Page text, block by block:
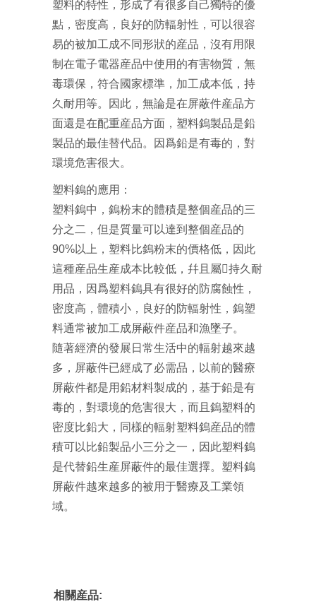
塑料的特性，形成了有很多自己獨特的優
點，密度高，良好的防輻射性，可以很容
易的被加工成不同形狀的産品，沒有用限
制在電子電器産品中使用的有害物質，無
毒環保，符合國家標準，加工成本低，持
久耐用等。因此，無論是在屏蔽件産品方
面還是在配重産品方面，塑料鎢製品是鉛
製品的最佳替代品。因爲鉛是有毒的，對
環境危害很大。
塑料鎢的應用：
塑料鎢中，鎢粉末的體積是整個産品的三
分之二，但是質量可以達到整個産品的
90%以上，塑料比鎢粉末的價格低，因此
這種産品生産成本比較低，幷且屬￿持久耐
用品，因爲塑料鎢具有很好的防腐蝕性，
密度高，體積小，良好的防輻射性，鎢塑
料通常被加工成屏蔽件産品和漁墜子。
隨著經濟的發展日常生活中的輻射越來越
多，屏蔽件已經成了必需品，以前的醫療
屏蔽件都是用鉛材料製成的，基于鉛是有
毒的，對環境的危害很大，而且鎢塑料的
密度比鉛大，同樣的輻射塑料鎢産品的體
積可以比鉛製品小三分之一，因此塑料鎢
是代替鉛生産屏蔽件的最佳選擇。塑料鎢
屏蔽件越來越多的被用于醫療及工業領
域。
相關産品: